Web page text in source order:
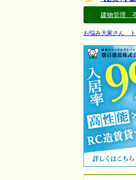
建物管理
お悩み大家さん